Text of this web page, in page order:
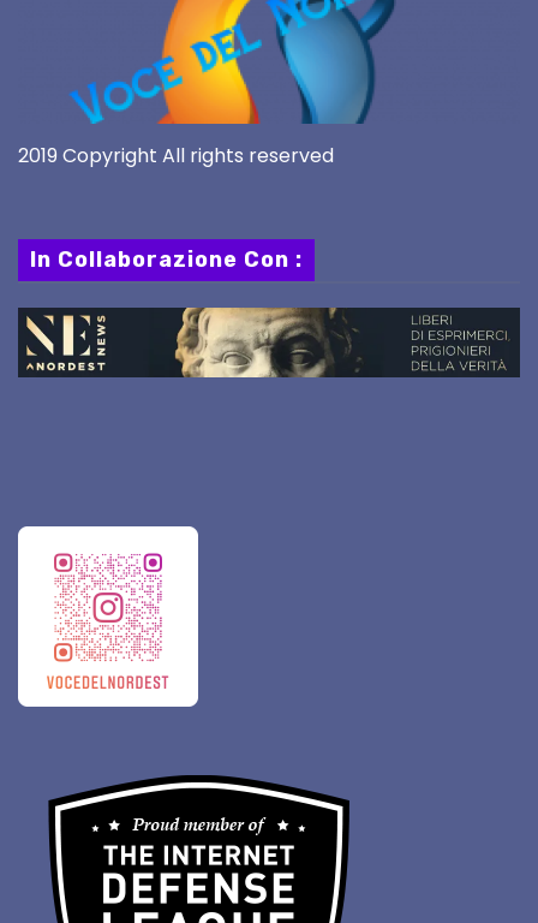
2019 Copyright All rights reserved
In Collaborazione Con :